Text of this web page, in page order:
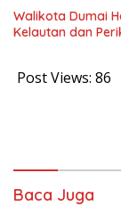
Walikota Dumai
Kelautan dan
Post Views: 86
Baca Juga